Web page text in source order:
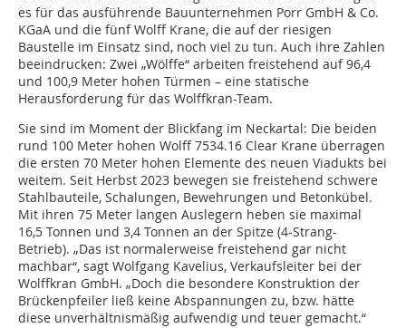
es für das ausführende Bauunternehmen Porr GmbH & Co.
KGaA und die fünf Wolff Krane, die auf der riesigen
Baustelle im Einsatz sind, noch viel zu tun. Auch ihre Zahlen
beeindrucken: Zwei „Wölffe“ arbeiten freistehend auf 96,4
und 100,9 Meter hohen Türmen – eine statische
Herausforderung für das Wolffkran-Team.
Sie sind im Moment der Blickfang im Neckartal: Die beiden
rund 100 Meter hohen Wolff 7534.16 Clear Krane überragen
die ersten 70 Meter hohen Elemente des neuen Viadukts bei
weitem. Seit Herbst 2023 bewegen sie freistehend schwere
Stahlbauteile, Schalungen, Bewehrungen und Betonkübel.
Mit ihren 75 Meter langen Auslegern heben sie maximal
16,5 Tonnen und 3,4 Tonnen an der Spitze (4-Strang-
Betrieb). „Das ist normalerweise freistehend gar nicht
machbar“, sagt Wolfgang Kavelius, Verkaufsleiter bei der
Wolffkran GmbH. „Doch die besondere Konstruktion der
Brückenpfeiler ließ keine Abspannungen zu, bzw. hätte
diese unverhältnismäßig aufwendig und teuer gemacht.“